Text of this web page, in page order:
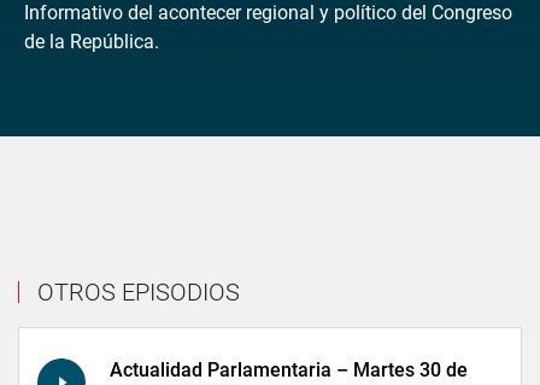
Informativo del acontecer regional y político del Congreso
de la República.
OTROS EPISODIOS
Actualidad Parlamentaria – Martes 30 de